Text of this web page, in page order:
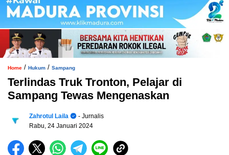
Home / Hukum / Sampang
Terlindas Truk Tronton, Pelajar di
Sampang Tewas Mengenaskan
Zahrotul Laila
- Jurnalis
Rabu, 24 Januari 2024